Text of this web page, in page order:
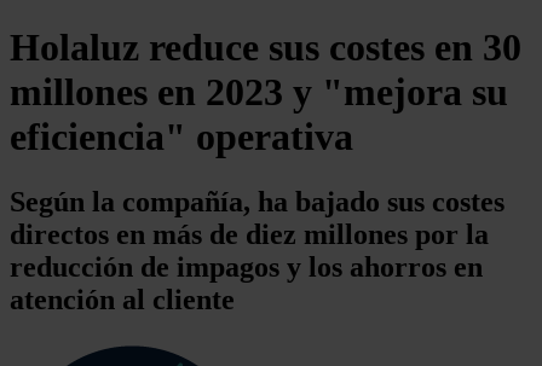
Holaluz reduce sus costes en 30
millones en 2023 y "mejora su
eficiencia" operativa
Según la compañía, ha bajado sus costes
directos en más de diez millones por la
reducción de impagos y los ahorros en
atención al cliente